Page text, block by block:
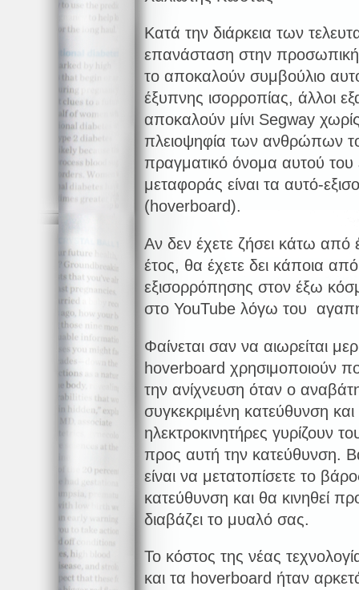
Κατά την διάρκεια των
επανάσταση στην
το αποκαλούν συμβούλιο
έξυπνης ισορροπίας, άλλοι
αποκαλούν μίνι Segway
πλειοψηφία των ανθρώπων
πραγματικό όνομα αυτού
μεταφοράς είναι τα αυτό-
(hoverboard).
Αν δεν έχετε ζήσει κάτω
έτος, θα έχετε δει κάποια
εξισορρόπησης στον έξω
στο YouTube λόγω του
Φαίνεται σαν να αιωρείται
hoverboard χρησιμοποιούν
την ανίχνευση όταν ο
συγκεκριμένη κατεύθυνση
ηλεκτροκινητήρες γυρίζουν
προς αυτή την κατεύθυνση.
είναι να μετατοπίσετε το
κατεύθυνση και θα κινηθεί
διαβάζει το μυαλό σας.
Το κόστος της νέας
και τα hoverboard ήταν